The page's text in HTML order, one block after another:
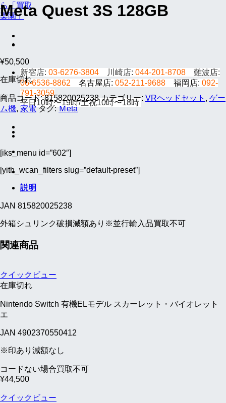
新宿店: 03-6276-3804 川崎店: 044-201-8708 難波店:
06-6536-8862
名古屋店: 052-211-9688 福岡店: 092-
791-3059
平日10時〜19時/土祝10時〜18時
Meta Quest 3S 128GB
¥50,500
在庫切れ
商品コード:815820025238 カテゴリー: VRヘッドセット , ゲー
ム機, 家電 タグ: Ｍeta
[iks_menu id=”602″]
[yith_wcan_filters slug=”default-preset”]
説明
JAN 815820025238
外箱シュリンク破損減額あり※並行輸入品買取不可
関連商品
クイックビュー
在庫切れ
Nintendo Switch 有機ELモデル スカーレット・バイオレット
エ
JAN 4902370550412
※印あり減額なし
コードない場合買取不可
¥44,500
クイックビュー